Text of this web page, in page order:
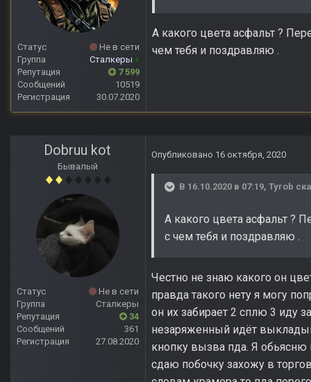
Статус
Не в сети
Группа
Сталкеры +
Репутация
7 599
Сообщений
10519
Регистрация
30.07.2020
А какого цвета асфальт ?
чем тебя и поздравляю .
Dobruu kot
Бывалый
Статус
Не в сети
Группа
Сталкеры
Репутация
34
Сообщений
361
Регистрация
27.08.2020
Опубликовано 16 октября, 2020
В 16.10.2020 в 07:19, Tyrob
А какого цвета асфальт ?
с чем тебя и поздравляю .
Честно не знаю какого он
правда такого нету я могу
он их забирает 2 сплю 3 иду
незаряженный идёт
кнопку вызва пда. Я обьясню
сдаю побочку захожу в